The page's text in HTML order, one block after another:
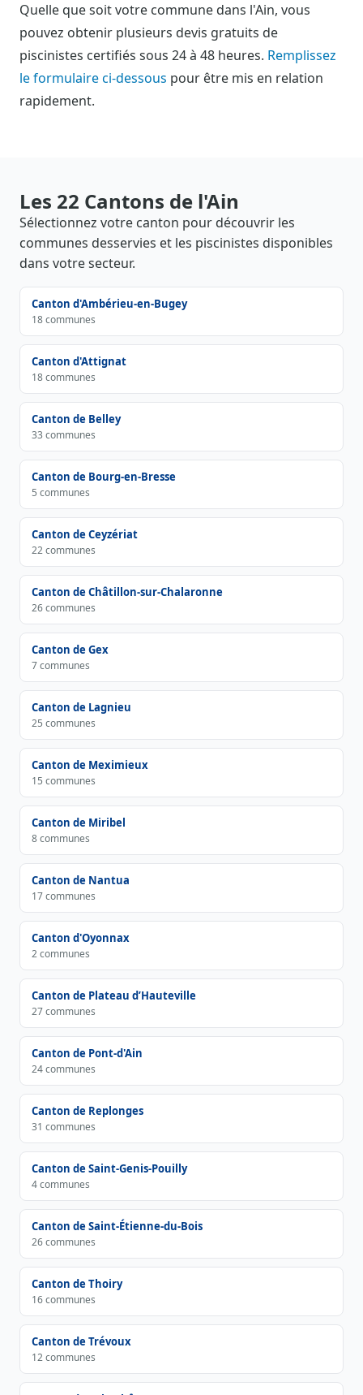
Quelle que soit votre commune dans l'Ain, vous
pouvez obtenir plusieurs devis gratuits de
piscinistes certifiés sous 24 à 48 heures. Remplissez
le formulaire ci-dessous pour être mis en relation
rapidement.
Les 22 Cantons de l'Ain
Sélectionnez votre canton pour découvrir les
communes desservies et les piscinistes disponibles
dans votre secteur.
Canton d'Ambérieu-en-Bugey
18 communes
Canton d'Attignat
18 communes
Canton de Belley
33 communes
Canton de Bourg-en-Bresse
5 communes
Canton de Ceyzériat
22 communes
Canton de Châtillon-sur-Chalaronne
26 communes
Canton de Gex
7 communes
Canton de Lagnieu
25 communes
Canton de Meximieux
15 communes
Canton de Miribel
8 communes
Canton de Nantua
17 communes
Canton d'Oyonnax
2 communes
Canton de Plateau d’Hauteville
27 communes
Canton de Pont-d'Ain
24 communes
Canton de Replonges
31 communes
Canton de Saint-Genis-Pouilly
4 communes
Canton de Saint-Étienne-du-Bois
26 communes
Canton de Thoiry
16 communes
Canton de Trévoux
12 communes